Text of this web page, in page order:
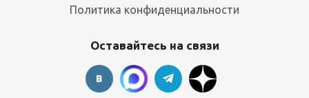
Политика конфиденциальности
Оставайтесь на связи